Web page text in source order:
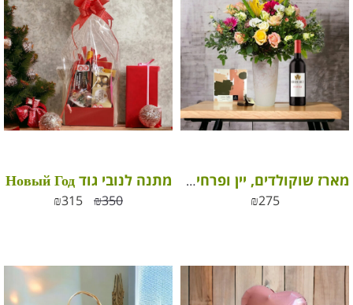
מארז שוקולדים, יין ופרחים לעידוד
₪275
מתנה לנובי גוד Новый Год
₪350
₪315